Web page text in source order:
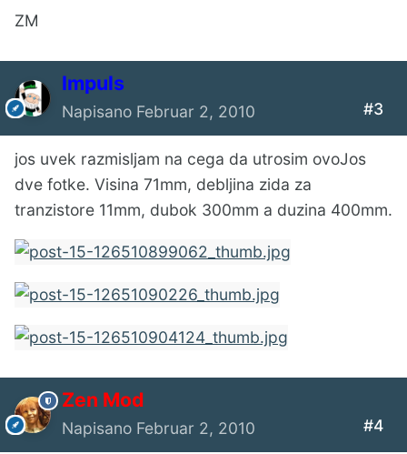
ZM
Impuls
Napisano Februar 2, 2010 #3
jos uvek razmisljam na cega da utrosim ovoJos
dve fotke. Visina 71mm, debljina zida za
tranzistore 11mm, dubok 300mm a duzina 400mm.
Zen Mod
Napisano Februar 2, 2010 #4